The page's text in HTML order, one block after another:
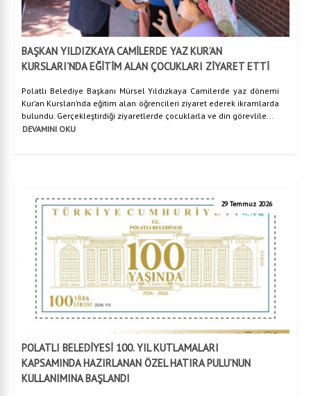
BAŞKAN YILDIZKAYA CAMİLERDE YAZ KUR’AN
KURSLARI’NDA EĞİTİM ALAN ÇOCUKLARI ZİYARET ETTİ
Polatlı Belediye Başkanı Mürsel Yıldızkaya Camilerde yaz dönemi
Kur’an Kursları’nda eğitim alan öğrencileri ziyaret ederek ikramlarda
bulundu. Gerçekleştirdiği ziyaretlerde çocuklarla ve din görevlile...
DEVAMINI OKU
29 Temmuz 2026
POLATLI BELEDİYESİ 100. YIL KUTLAMALARI
KAPSAMINDA HAZIRLANAN ÖZEL HATIRA PULU’NUN
KULLANIMINA BAŞLANDI